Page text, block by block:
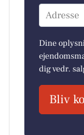
Adresse
Dine
dig vedr.
Bliv